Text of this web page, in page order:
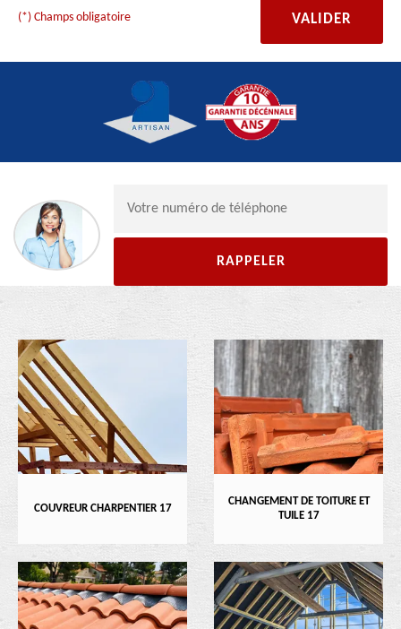
(*) Champs obligatoire
COUVREUR CHARPENTIER 17
CHANGEMENT DE TOITURE ET
TUILE 17